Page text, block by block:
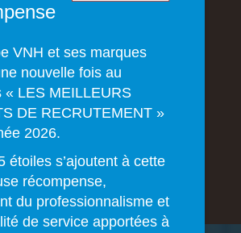
VNH et ses marques
nouvelle fois au
« LES MEILLEURS
DE RECRUTEMENT »
2026.
étoiles s’ajoutent à cette
récompense,
du professionnalisme et
de service apportées à
Clients
les meilleurs talents
Ici nos solutions